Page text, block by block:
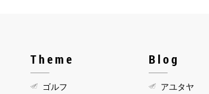
Theme
ゴルフ
Blog
アユタヤ